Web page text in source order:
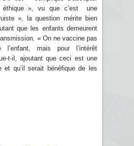
», vu que c’est une
», la question mérite bien
que les enfants demeurent
« On ne vaccine pas
l’enfant, mais pour l’intérêt
t-il, ajoutant que ceci est une
et qu’il serait bénéfique de les